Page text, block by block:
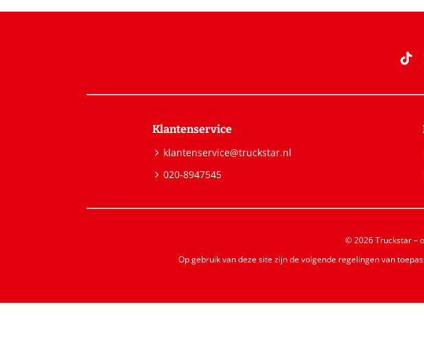
Klantenservice
klantenservice@truckstar.nl
020-8947545
© 2026 Truckstar –
Op gebruik van deze site zijn de volgende regelingen van